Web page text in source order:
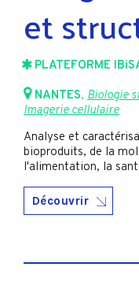
et
PLATEFORME
NANTES, Biologie
Imagerie cellulaire
Analyse et
bioproduits, de la
l'alimentation, la
Découvrir